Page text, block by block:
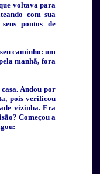
voltava para
com sua
pontos de
caminho: um
manhã, fora
Andou por
pois verificou
vizinha. Era
Começou a